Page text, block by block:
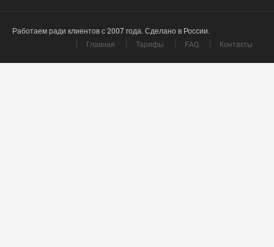
Работаем ради клиентов с 2007 года. Сделано в России.
Главная
Тарифы FAQ Контакты